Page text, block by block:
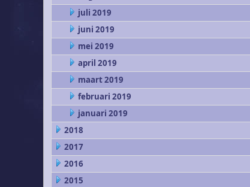
juli 2019
juni 2019
mei 2019
april 2019
maart 2019
februari 2019
januari 2019
2018
2017
2016
2015